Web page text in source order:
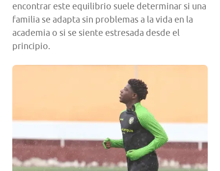
encontrar este equilibrio suele determinar si una
familia se adapta sin problemas a la vida en la
academia o si se siente estresada desde el
principio.